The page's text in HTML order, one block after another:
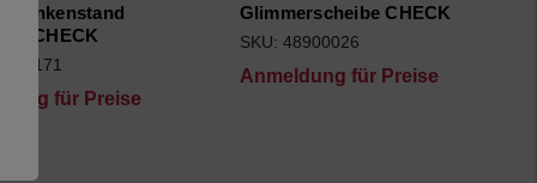
Funkenstand
für Preise
Glimmerscheibe CHECK
SKU: 48900026
Anmeldung für Preise